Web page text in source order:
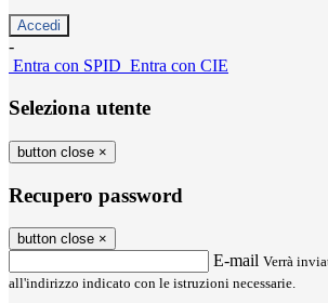
-
Entra con SPID Entra con CIE
Seleziona utente
button close ×
Recupero password
button close ×
E-mail Verrà
all'indirizzo indicato con le istruzioni necessarie.